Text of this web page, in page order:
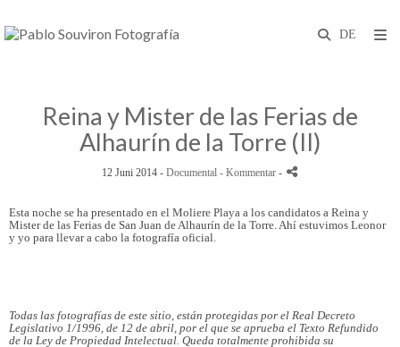
Reina y Mister de las Ferias de
Alhaurín de la Torre (II)
12 Juni 2014 - Documental - Kommentar -
Esta noche se ha presentado en el Moliere Playa a los candidatos a Reina y
Mister de las Ferias de San Juan de Alhaurín de la Torre. Ahí estuvimos Leonor
y yo para llevar a cabo la fotografía oficial.
Todas las fotografías de este sitio, están protegidas por el Real Decreto
Legislativo 1/1996, de 12 de abril, por el que se aprueba el Texto Refundido
de la Ley de Propiedad Intelectual. Queda totalmente prohibida su